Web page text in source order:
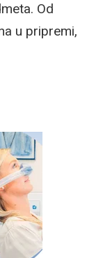
Od
u pripremi,